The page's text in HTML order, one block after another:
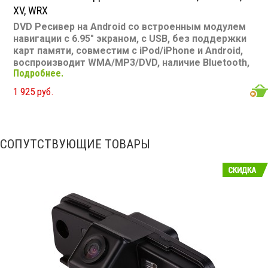
XV, WRX
DVD Ресивер на Android со встроенным модулем
навигации с 6.95" экраном, с USB, без поддержки
карт памяти, совместим с iPod/iPhone и Android,
воспроизводит WMA/MP3/DVD, наличие Bluetooth,
подключение камеры заднего вида
Подсветка: многоцветная CD/MP3: есть DVD/Video:
есть, 6.95" экран TV-тюнер: нет USB: есть SD карта:
Подробнее.
1 925 руб.
СОПУТСТВУЮЩИЕ ТОВАРЫ